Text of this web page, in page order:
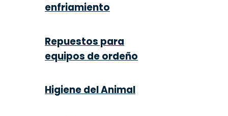
enfriamiento
Repuestos para
equipos de ordeño
Higiene del Animal